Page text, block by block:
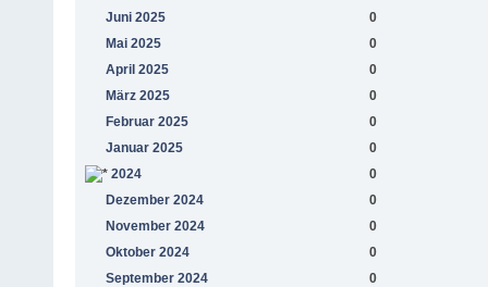
Juni 2025
0
Mai 2025
0
April 2025
0
März 2025
0
Februar 2025
0
Januar 2025
0
2024
0
Dezember 2024
0
November 2024
0
Oktober 2024
0
September 2024
0